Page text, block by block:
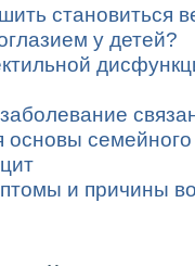
становиться
у детей?
семейного
и причины